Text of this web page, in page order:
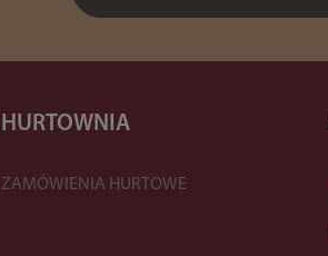
HURTOWNIA
ZAMÓWIENIA HURTOWE